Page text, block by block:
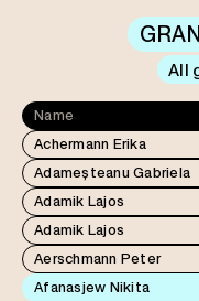
All
Achermann Erika
Adameșteanu Gabriela
Adamik Lajos
Adamik Lajos
Aerschmann Peter
Afanasjew Nikita